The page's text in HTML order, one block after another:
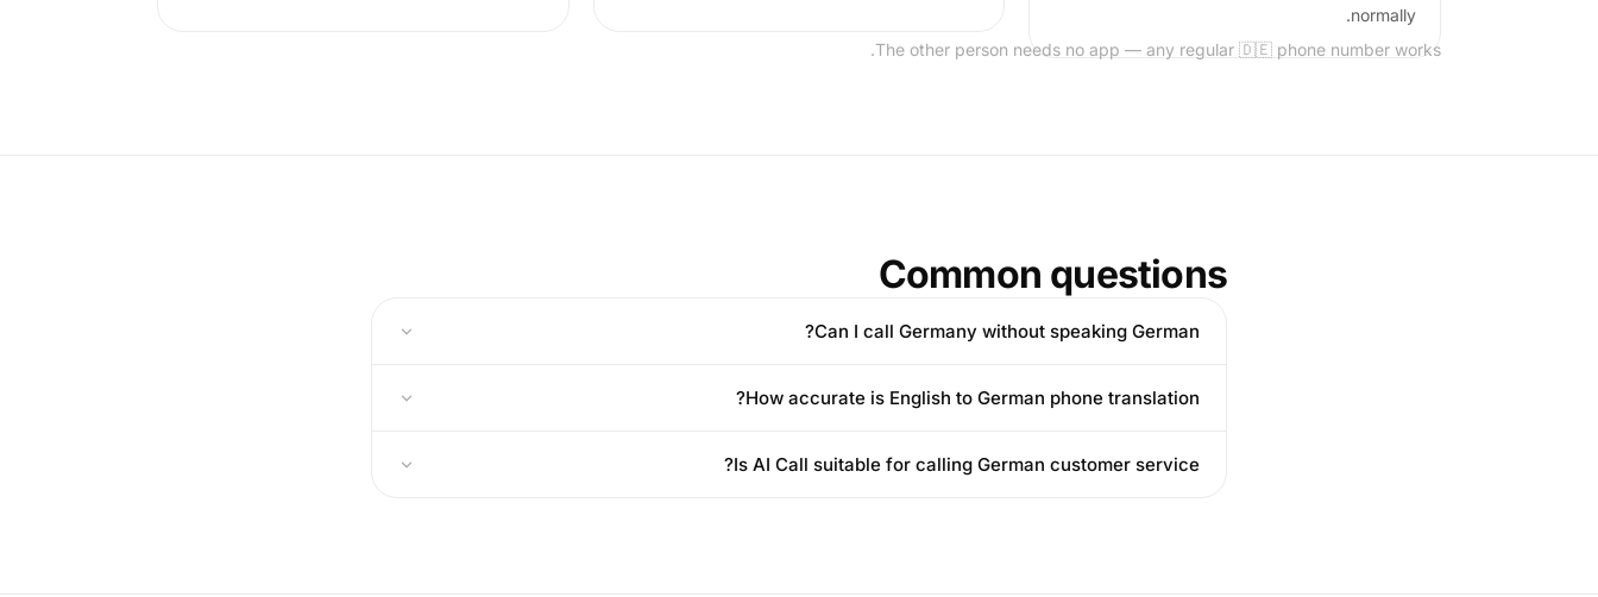
normally.
The other person needs no app — any regular 🇩🇪 phone number works.
Common questions
Can I call Germany without speaking German?
How accurate is English to German phone translation?
Is AI Call suitable for calling German customer service?